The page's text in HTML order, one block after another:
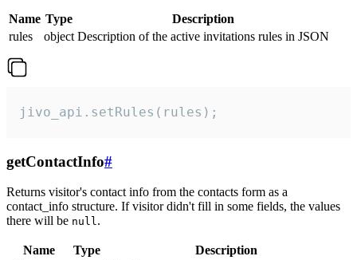
Name Type
Description
rules
object Description of the active invitations rules in JSON
jivo_api.setRules(rules);
getContactInfo#
Returns visitor's contact info from the contacts form as a
contact_info structure. If visitor didn't fill in some fields, the values
there will be null.
Name Type
Description